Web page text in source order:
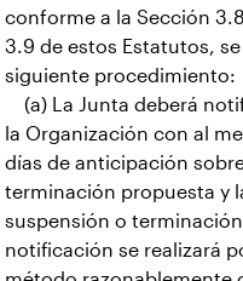
conforme a la Sección
3.9 de estos Estatutos, se
siguiente procedimiento:
(a) La Junta deberá
la Organización con al
días de anticipación
terminación propuesta y
suspensión o
notificación se realizará